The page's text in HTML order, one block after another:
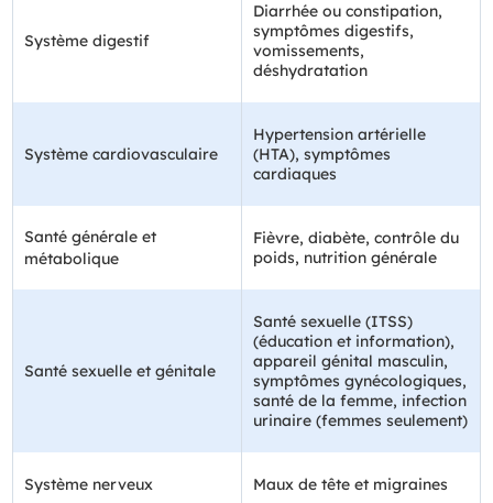
Système digestif
Diarrhée ou constipation,
symptômes digestifs,
vomissements,
déshydratation
Système cardiovasculaire
Hypertension artérielle
(HTA), symptômes
cardiaques
Santé générale et
métabolique
Fièvre, diabète, contrôle du
poids, nutrition générale
Santé sexuelle et génitale
Santé sexuelle (ITSS)
(éducation et information),
appareil génital masculin,
symptômes gynécologiques,
santé de la femme, infection
urinaire (femmes seulement)
Système nerveux Maux de tête et migraines